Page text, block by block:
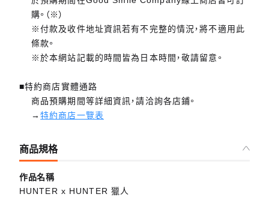
購。（※）
※付款及收件地址資訊若有不完整的情況，將不適用此
條款。
※於本網站記載的時間皆為日本時間，敬請留意。
■特約商店實體通路
商品預購期間等詳細資訊，請洽詢各店鋪。
→特約商店一覽表
商品規格
作品名稱
HUNTER x HUNTER 獵人